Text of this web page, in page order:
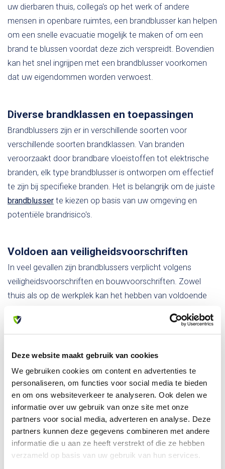
Deze website maakt gebruik van cookies
We gebruiken cookies om content en advertenties te
personaliseren, om functies voor social media te bieden
en om ons websiteverkeer te analyseren. Ook delen we
informatie over uw gebruik van onze site met onze
partners voor social media, adverteren en analyse. Deze
partners kunnen deze gegevens combineren met andere
informatie die u aan ze heeft verstrekt of die ze hebben
verzameld op basis van uw gebruik van hun services.
uw dierbaren thuis, collega's op het werk of andere
mensen in openbare ruimtes, een brandblusser kan helpen
om een snelle evacuatie mogelijk te maken of om een
brand te blussen voordat deze zich verspreidt. Bovendien
kan het snel ingrijpen met een brandblusser voorkomen
dat uw eigendommen worden verwoest.
Diverse brandklassen en toepassingen
Brandblussers zijn er in verschillende soorten voor
verschillende soorten brandklassen. Van branden
veroorzaakt door brandbare vloeistoffen tot elektrische
branden, elk type brandblusser is ontworpen om effectief
te zijn bij specifieke branden. Het is belangrijk om de juiste
brandblusser te kiezen op basis van uw omgeving en
potentiële brandrisico's.
Voldoen aan veiligheidsvoorschriften
In veel gevallen zijn brandblussers verplicht volgens
veiligheidsvoorschriften en bouwvoorschriften. Zowel
thuis als op de werkplek kan het hebben van voldoende
garanderen. Dit kan niet alleen uw veiligheid vergroten,
boetes en juridische problemen.
Conclusie
Eenbrandblusser kopenis geen overbodige luxe, maar een
investering in veiligheid en gemoedsrust. Het biedt u de
kracht om snel te reageren op branden, levens en
eigendommen te beschermen, en te voldoen aan
veiligheidsnormen. Kies de juiste brandblusser voor uw